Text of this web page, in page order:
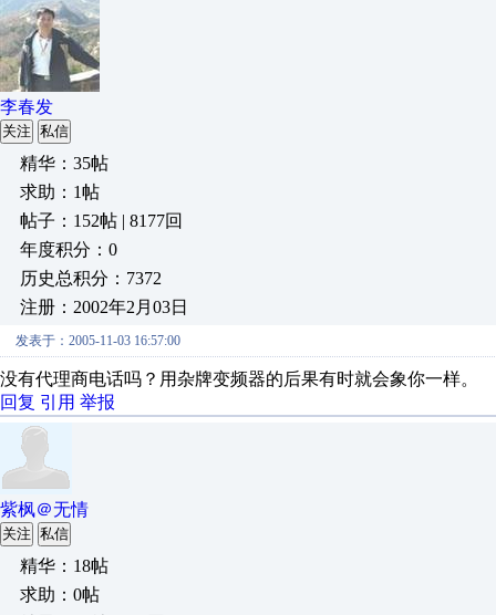
李春发
关注 私信
精华：35帖
求助：1帖
帖子：152帖 | 8177回
年度积分：0
历史总积分：7372
注册：2002年2月03日
发表于：2005-11-03 16:57:00
没有代理商电话吗？用杂牌变频器的后果有时就会象你一样。
回复 引用 举报
紫枫＠无情
关注 私信
精华：18帖
求助：0帖